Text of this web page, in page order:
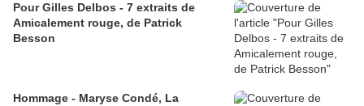
Pour Gilles Delbos - 7 extraits de
Amicalement rouge, de Patrick
Besson
Hommage - Maryse Condé, La